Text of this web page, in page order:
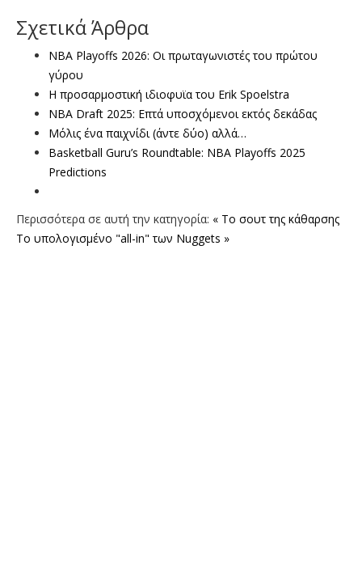
Σχετικά Άρθρα
NBA Playoffs 2026: Οι πρωταγωνιστές του πρώτου
γύρου
Η προσαρμοστική ιδιοφυϊα του Erik Spoelstra
NBA Draft 2025: Επτά υποσχόμενοι εκτός δεκάδας
Μόλις ένα παιχνίδι (άντε δύο) αλλά…
Basketball Guru’s Roundtable: NBA Playoffs 2025
Predictions
Περισσότερα σε αυτή την κατηγορία: « Το σουτ της κάθαρσης
To υπολογισμένο "all-in" των Nuggets »